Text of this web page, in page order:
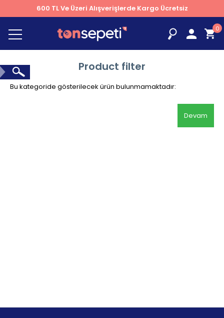
600 TL Ve Üzeri Alışverişlerde Kargo Ücretsiz
0
Product filter
Bu kategoride gösterilecek ürün bulunmamaktadır:
Devam